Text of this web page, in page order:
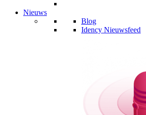
Nieuws
Blog
Idency Nieuwsfeed